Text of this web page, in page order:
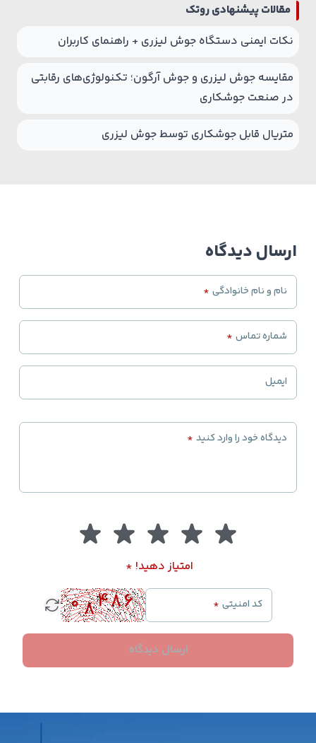
مقالات پیشنهادی روتک
نکات ایمنی دستگاه جوش لیزری + راهنمای کاربران
مقایسه جوش لیزری و جوش آرگون؛ تکنولوژی‌های رقابتی
در صنعت جوشکاری
متریال قابل جوشکاری توسط جوش لیزری
ارسال دیدگاه
نام و نام خانوادگی *
شماره تماس *
ایمیل
دیدگاه خود را وارد کنید *
امتیاز دهید! *
کد امنیتی *
ارسال دیدگاه